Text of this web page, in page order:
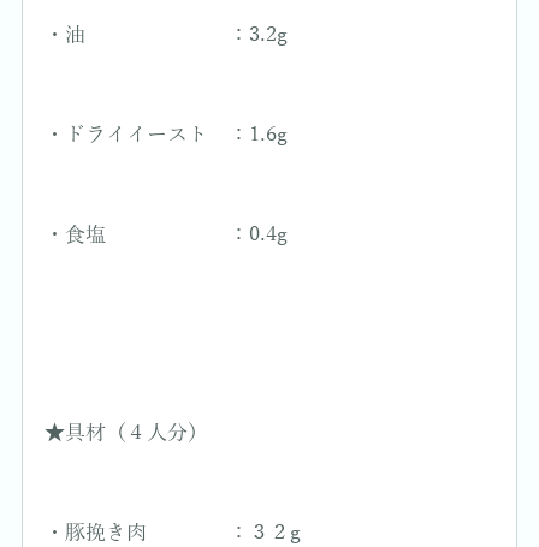
・油 ：3.2g
・ドライイースト ：1.6g
・食塩 ：0.4g
★具材（４人分）
・豚挽き肉 ：３２g